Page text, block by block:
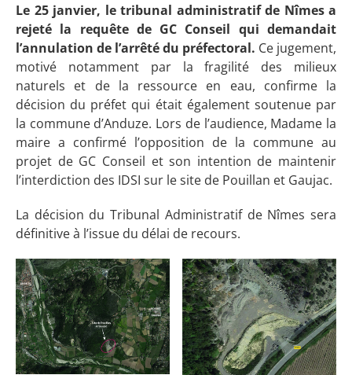
Le 25 janvier, le tribunal administratif de Nîmes a
rejeté la requête de GC Conseil qui demandait
l’annulation de l’arrêté du préfectoral. Ce jugement,
motivé notamment par la fragilité des milieux
naturels et de la ressource en eau, confirme la
décision du préfet qui était également soutenue par
la commune d’Anduze. Lors de l’audience, Madame la
maire a confirmé l’opposition de la commune au
projet de GC Conseil et son intention de maintenir
l’interdiction des IDSI sur le site de Pouillan et Gaujac.
La décision du Tribunal Administratif de Nîmes sera
définitive à l’issue du délai de recours.